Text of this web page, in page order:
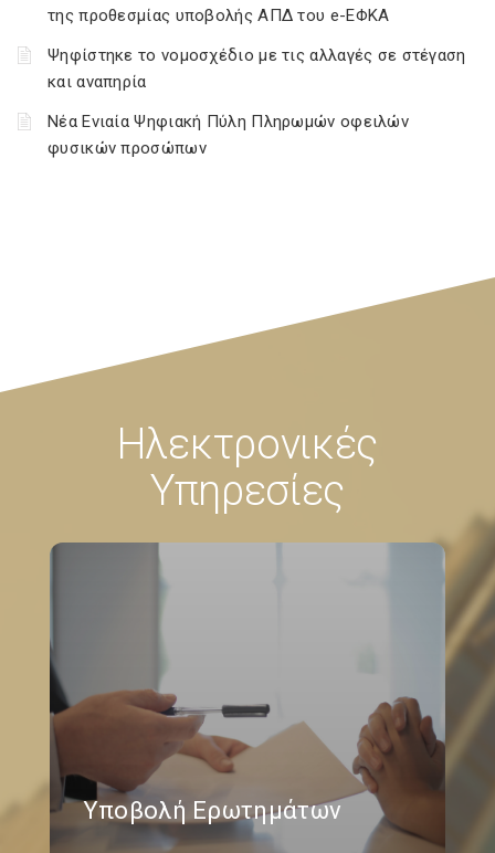
της προθεσμίας υποβολής ΑΠΔ του e-ΕΦΚΑ
Ψηφίστηκε το νομοσχέδιο με τις αλλαγές σε στέγαση
και αναπηρία
Νέα Ενιαία Ψηφιακή Πύλη Πληρωμών οφειλών
φυσικών προσώπων
Ηλεκτρονικές
Υπηρεσίες
Υποβολή Ερωτημάτων